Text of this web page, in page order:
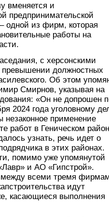
вменяется и
предпринимательской
одной из фирм, которая
работы на
с херсонскими
превышении должностных
Об этом
Смирнов, указывая на
«Он не допрошен
2024 года уголовному
незаконное применение
работ в Геническом
узнать, речь идет о
в этих районах.
помимо уже упомянутой
и АО «Гипстрой».
между всеми тремя
идут
касающиеся выполнения